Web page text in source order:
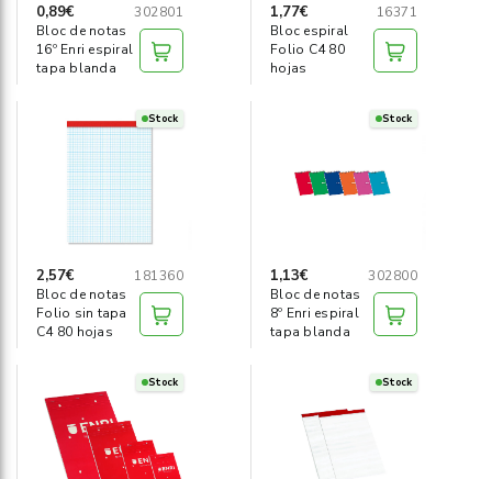
0,89€
302801
Bloc de notas
16º Enri espiral
tapa blanda
1,77€
16371
Bloc espiral
Folio C4 80
hojas
Stock
2,57€
181360
Bloc de notas
Folio sin tapa
C4 80 hojas
Stock
1,13€
302800
Bloc de notas
8º Enri espiral
tapa blanda
Stock Stock